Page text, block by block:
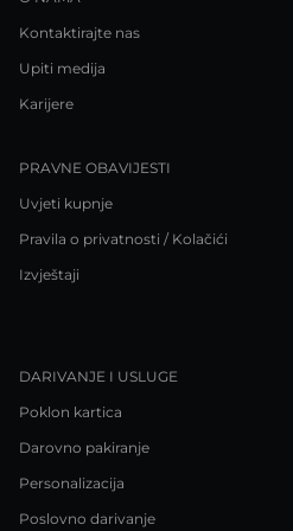
Kontaktirajte nas
Upiti medija
Karijere
PRAVNE OBAVIJESTI
Uvjeti kupnje
Pravila o privatnosti / Kolačići
Izvještaji
DARIVANJE I USLUGE
Poklon kartica
Darovno pakiranje
Personalizacija
Poslovno darivanje